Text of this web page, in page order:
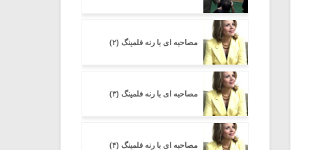
مصاحبه ای با رنه فلمینگ (۲)
مصاحبه ای با رنه فلمینگ (۳)
مصاحبه ای با رنه فلمینگ (۴)